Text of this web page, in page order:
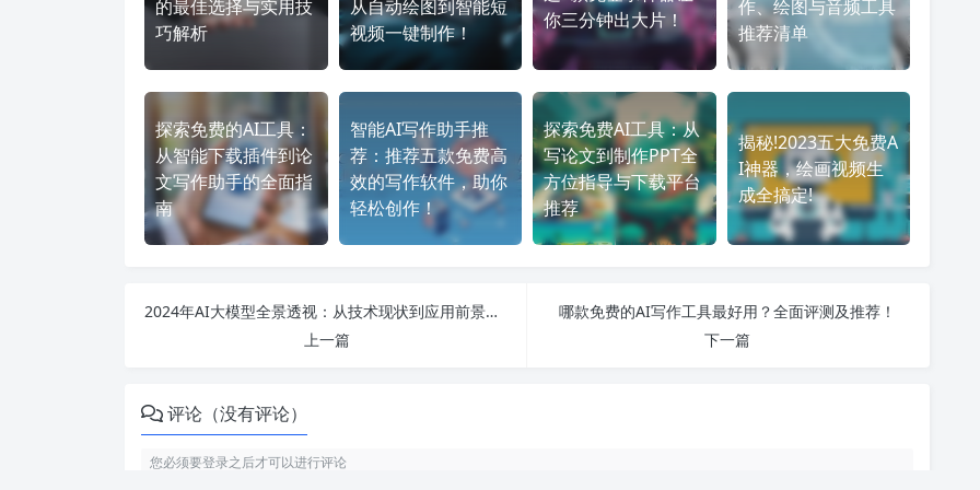
的最佳选择与实用技
巧解析
从自动绘图到智能短
视频一键制作！
你三分钟出大片！
作、绘图与音频工具
推荐清单
探索免费的AI工具：
从智能下载插件到论
文写作助手的全面指
南
智能AI写作助手推
荐：推荐五款免费高
效的写作软件，助你
轻松创作！
探索免费AI工具：从
写论文到制作PPT全
方位指导与下载平台
推荐
揭秘!2023五大免费A
I神器，绘画视频生
成全搞定!
2024年AI大模型全景透视：从技术现状到应用前景的深度解析与行业机遇探索
上一篇
哪款免费的AI写作工具最好用？全面评测及推荐！
下一篇
评论（没有评论）